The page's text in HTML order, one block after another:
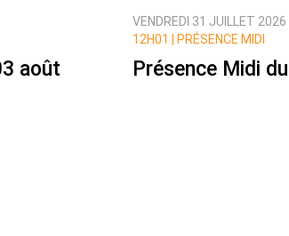
nouveaux commentaires de cette discussion
août
VENDREDI 31 JUILLET 2026
12H01 |
PRÉSENCE MIDI
Présence Midi